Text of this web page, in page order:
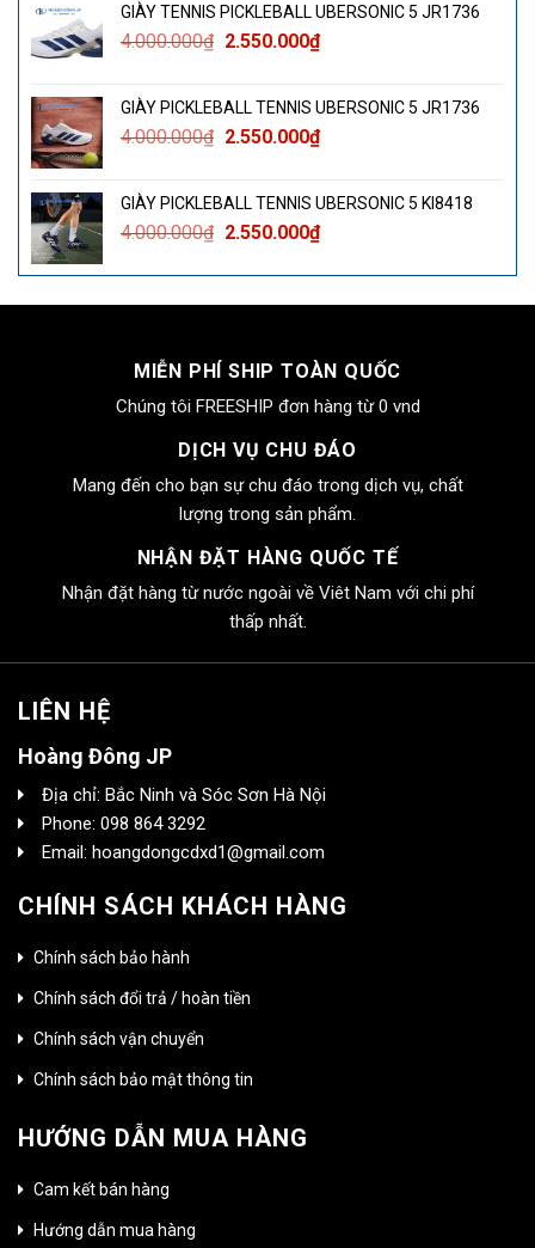
4.300.000₫.là:
2.850.000₫.
GIÀY TENNIS PICKLEBALL UBERSONIC 5 JR1736
4.000.000₫ Giá
4.000.000₫.
2.550.000₫Giá
là:
2.550.000₫.
GIÀY PICKLEBALL TENNIS UBERSONIC 5 JR1736
4.000.000₫ Giá
4.000.000₫.
2.550.000₫Giá
là:
2.550.000₫.
GIÀY PICKLEBALL TENNIS UBERSONIC 5 KI8418
4.000.000₫ Giá
là:
4.000.000₫.
2.550.000₫Giá
tại
là:
MIỄN PHÍ SHIP TOÀN QUỐC
Chúng tôi FREESHIP đơn hàng từ 0 vnd
DỊCH VỤ CHU ĐÁO
Mang đến cho bạn sự chu đáo trong dịch vụ, chất
lượng trong sản phẩm.
NHẬN ĐẶT HÀNG QUỐC TẾ
Nhận đặt hàng từ nước ngoài về Viêt Nam với chi phí
thấp nhất.
LIÊN HỆ
Hoàng Đông JP
Địa chỉ: Bắc Ninh và Sóc Sơn Hà Nội
Phone: 098 864 3292
Email: hoangdongcdxd1@gmail.com
CHÍNH SÁCH KHÁCH HÀNG
Chính sách bảo hành
Chính sách đổi trả / hoàn tiền
Chính sách vận chuyển
Chính sách bảo mật thông tin
HƯỚNG DẪN MUA HÀNG
Cam kết bán hàng
Hướng dẫn mua hàng